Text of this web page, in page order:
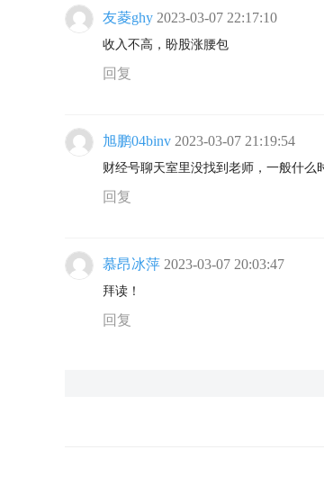
友菱ghy 2023-03-07 22:17:10
收入不高，盼股涨腰包
回复
旭鹏04binv 2023-03-07 21:19:54
财经号聊天室里没找到老师，一般什么
回复
慕昂冰萍 2023-03-07 20:03:47
拜读！
回复